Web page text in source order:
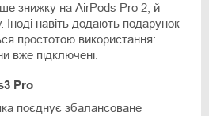
знижку на AirPods Pro 2, й
навіть додають подарунок
простотою використання:
вже підключені.
Pro
поєднує збалансоване